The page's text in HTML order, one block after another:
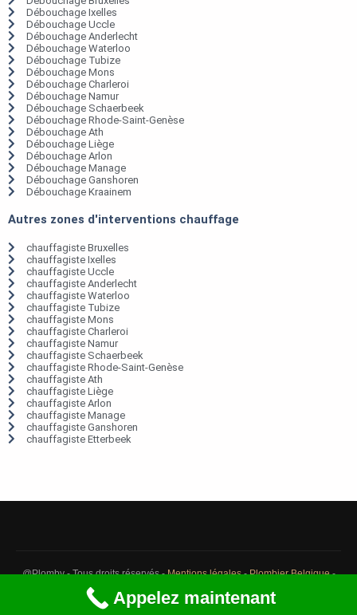
Débouchage Ixelles
Débouchage Uccle
Débouchage Anderlecht
Débouchage Waterloo
Débouchage Tubize
Débouchage Mons
Débouchage Charleroi
Débouchage Namur
Débouchage Schaerbeek
Débouchage Rhode-Saint-Genèse
Débouchage Ath
Débouchage Liège
Débouchage Arlon
Débouchage Manage
Débouchage Ganshoren
Débouchage Kraainem
Autres zones d'interventions chauffage
chauffagiste Bruxelles
chauffagiste Ixelles
chauffagiste Uccle
chauffagiste Anderlecht
chauffagiste Waterloo
chauffagiste Tubize
chauffagiste Mons
chauffagiste Charleroi
chauffagiste Namur
chauffagiste Schaerbeek
chauffagiste Rhode-Saint-Genèse
chauffagiste Ath
chauffagiste Liège
chauffagiste Arlon
chauffagiste Manage
chauffagiste Ganshoren
chauffagiste Etterbeek
@Plomby - Tous droits réservés -Mentions légales-Plombier Belgique-
Débouchage Belgique
Appelez maintenant